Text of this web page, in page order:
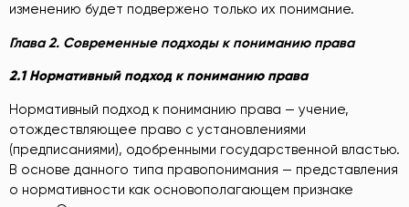
изменению будет подвержено только их понимание.
Глава 2. Современные подходы к пониманию права
2.1 Нормативный подход к пониманию права
Нормативный подход к пониманию права — учение,
отождествляющее право с установлениями
(предписаниями), одобренными государственной властью.
В основе данного типа правопонимания — представления
о нормативности как основополагающем признаке